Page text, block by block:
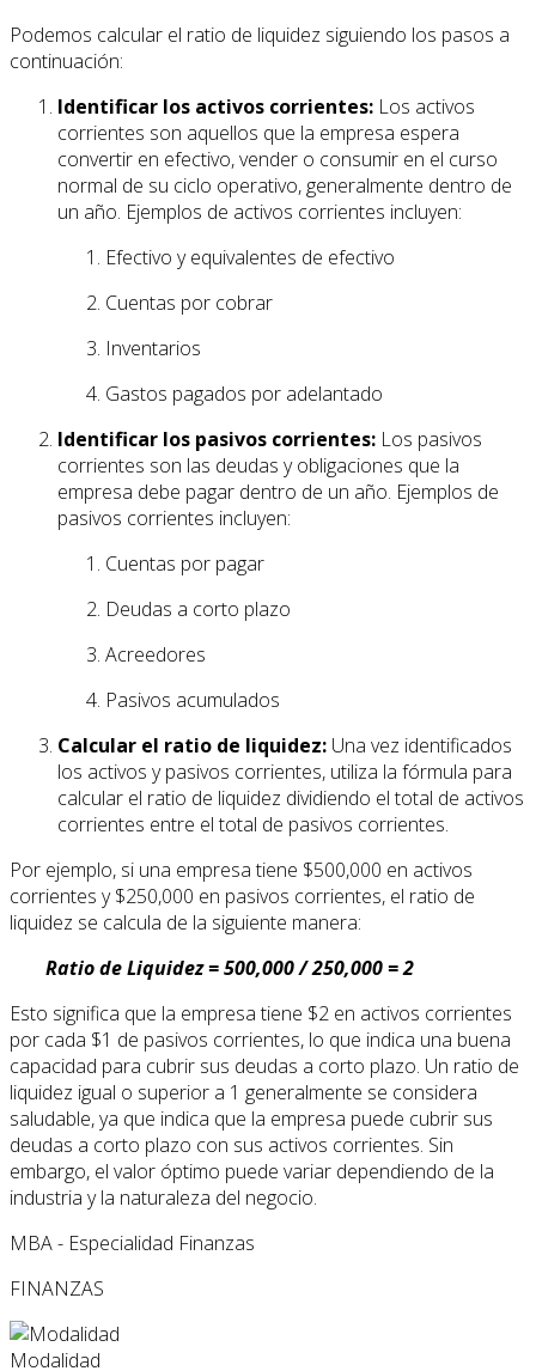
Podemos calcular el ratio de liquidez siguiendo los pasos a
continuación:
Identificar los activos corrientes: Los activos
corrientes son aquellos que la empresa espera
convertir en efectivo, vender o consumir en el curso
normal de su ciclo operativo, generalmente dentro de
un año. Ejemplos de activos corrientes incluyen:
Efectivo y equivalentes de efectivo
Cuentas por cobrar
Inventarios
Gastos pagados por adelantado
Identificar los pasivos corrientes: Los pasivos
corrientes son las deudas y obligaciones que la
empresa debe pagar dentro de un año. Ejemplos de
pasivos corrientes incluyen:
Cuentas por pagar
Deudas a corto plazo
Acreedores
Pasivos acumulados
Calcular el ratio de liquidez: Una vez identificados
los activos y pasivos corrientes, utiliza la fórmula para
calcular el ratio de liquidez dividiendo el total de activos
corrientes entre el total de pasivos corrientes.
Por ejemplo, si una empresa tiene $500,000 en activos
corrientes y $250,000 en pasivos corrientes, el ratio de
liquidez se calcula de la siguiente manera:
Ratio de Liquidez = 500,000 / 250,000 = 2
Esto significa que la empresa tiene $2 en activos corrientes
por cada $1 de pasivos corrientes, lo que indica una buena
capacidad para cubrir sus deudas a corto plazo. Un ratio de
liquidez igual o superior a 1 generalmente se considera
saludable, ya que indica que la empresa puede cubrir sus
deudas a corto plazo con sus activos corrientes. Sin
embargo, el valor óptimo puede variar dependiendo de la
industria y la naturaleza del negocio.
MBA - Especialidad Finanzas
FINANZAS
Modalidad